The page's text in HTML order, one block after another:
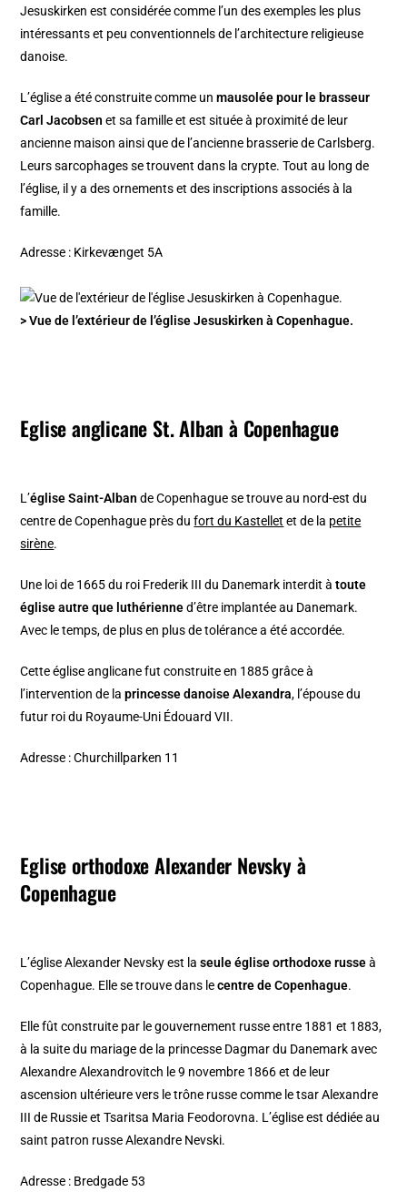
Jesuskirken est considérée comme l’un des exemples les plus
intéressants et peu conventionnels de l’architecture religieuse
danoise.
L’église a été construite comme unmausolée pour le brasseur
Carl Jacobsen et sa famille et est située à proximité de leur
ancienne maison ainsi que de l’ancienne brasserie de Carlsberg.
Leurs sarcophages se trouvent dans la crypte. Tout au long de
l’église, il y a des ornements et des inscriptions associés à la
famille.
Adresse : Kirkevænget 5A
> Vue de l’extérieur de l’église Jesuskirken à Copenhague.
Eglise anglicane St. Alban à Copenhague
L’église Saint-Alban de Copenhague se trouve au nord-est du
centre de Copenhague près dufort du Kastellet et de la petite
sirène.
Une loi de 1665 du roi Frederik III du Danemark interdit àtoute
église autre que luthérienned’être implantée au Danemark.
Avec le temps, de plus en plus de tolérance a été accordée.
Cette église anglicane fut construite en 1885 grâce à
l’intervention de laprincesse danoise Alexandra, l’épouse du
futur roi du Royaume-Uni Édouard VII.
Adresse : Churchillparken 11
Eglise orthodoxe Alexander Nevsky à
Copenhague
L’église Alexander Nevsky est laseule église orthodoxe russeà
Copenhague. Elle se trouve dans lecentre de Copenhague.
Elle fût construite par le gouvernement russe entre 1881 et 1883,
à la suite du mariage de la princesse Dagmar du Danemark avec
Alexandre Alexandrovitch le 9 novembre 1866 et de leur
ascension ultérieure vers le trône russe comme le tsar Alexandre
III de Russie et Tsaritsa Maria Feodorovna. L’église est dédiée au
saint patron russe Alexandre Nevski.
Adresse : Bredgade 53